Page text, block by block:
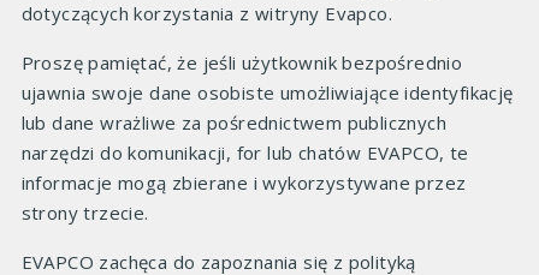
dotyczących korzystania z witryny Evapco.
Proszę pamiętać, że jeśli użytkownik bezpośrednio
ujawnia swoje dane osobiste umożliwiające identyfikację
lub dane wrażliwe za pośrednictwem publicznych
narzędzi do komunikacji, for lub chatów EVAPCO, te
informacje mogą zbierane i wykorzystywane przez
strony trzecie.
EVAPCO zachęca do zapoznania się z polityką